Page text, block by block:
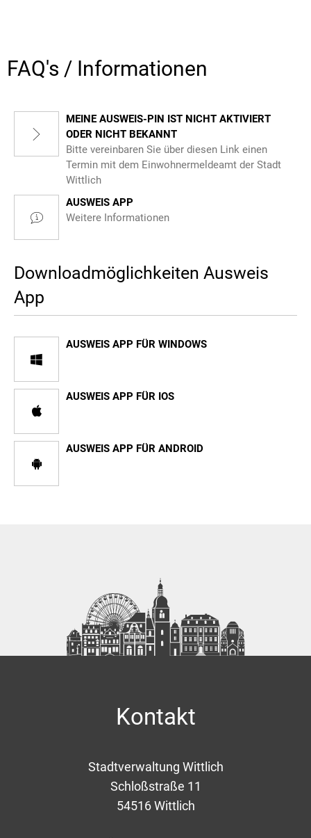
FAQ's / Informationen
MEINE AUSWEIS-PIN IST NICHT AKTIVIERT
ODER NICHT BEKANNT
Bitte vereinbaren Sie über diesen Link einen
Termin mit dem Einwohnermeldeamt der Stadt
Wittlich
AUSWEIS APP
Weitere Informationen
Downloadmöglichkeiten Ausweis
App
AUSWEIS APP FÜR WINDOWS
AUSWEIS APP FÜR IOS
AUSWEIS APP FÜR ANDROID
Kontakt
Stadtverwaltung Wittlich
Schloßstraße 11
54516 Wittlich